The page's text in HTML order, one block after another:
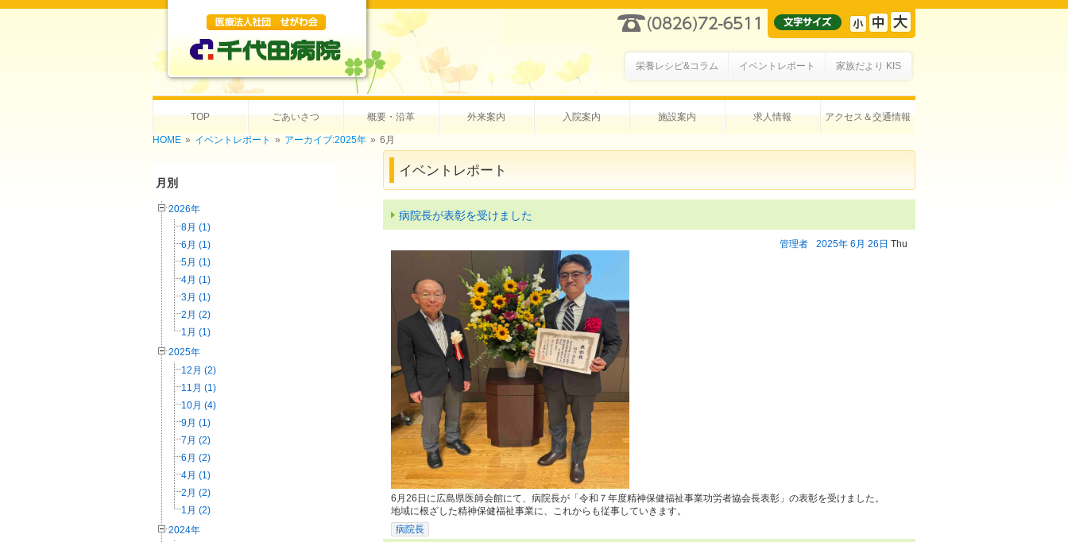
家族だより KIS
イベントレポート
栄養レシピ&コラム
TOP ごあいさつ 概要・沿革 外来案内 入院案内 施設案内 求人情報 アクセス＆交通情報
HOME » イベントレポート » アーカイブ:2025年 » 6月
月別
2026年
8月 (1)
6月 (1)
5月 (1)
4月 (1)
3月 (1)
2月 (2)
1月 (1)
2025年
12月 (2)
11月 (1)
10月 (4)
9月 (1)
7月 (2)
6月 (2)
4月 (1)
2月 (2)
1月 (2)
2024年
イベントレポート
病院長が表彰を受けました
2025年 6月 26日 Thu
管理者
6月26日に広島県医師会館にて、病院長が「令和７年度精神保健福祉事業功労者協会長表彰」の表彰を受けました。
地域に根ざした精神保健福祉事業に、これからも従事していきます。
病院長